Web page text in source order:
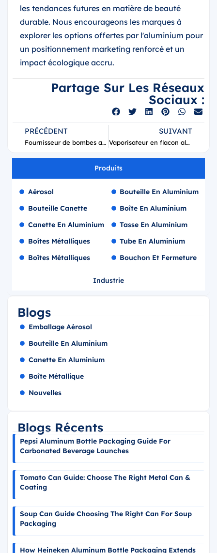
les tendances futures en matière de beauté
durable. Nous encourageons les marques à
explorer les options offertes par l'aluminium pour
un positionnement marketing renforcé et un
impact écologique accru.
Partage Sur Les Réseaux
Sociaux :
PRÉCÉDENT
Fournisseur de bombes aérosols écologiques RŌZ pour le soulèvement des racines
SUIVANT
Vaporisateur en flacon aluminium KANTU de 150 ml
Produits
Industrie
Aérosol
Bouteille Canette
Canette En Aluminium
Boîtes Métalliques
Boîtes Métalliques
Bouteille En Aluminium
Boîte En Aluminium
Tasse En Aluminium
Tube En Aluminium
Bouchon Et Fermeture
Blogs
Emballage Aérosol
Bouteille En Aluminium
Canette En Aluminium
Boîte Métallique
Nouvelles
Blogs Récents
Pepsi Aluminum Bottle Packaging Guide For
Carbonated Beverage Launches
Tomato Can Guide: Choose The Right Metal Can &
Coating
Soup Can Guide Choosing The Right Can For Soup
Packaging
How Heineken Aluminum Bottle Packaging Extends